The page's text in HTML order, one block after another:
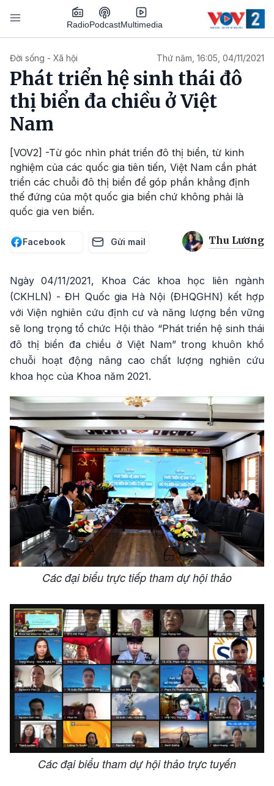
Nhảy đến nội dung
RadioPodcastMultimedia
Đời sống - Xã hội Thứ năm, 16:05, 04/11/2021
Phát triển hệ sinh thái đô
thị biển đa chiều ở Việt
Nam
[VOV2] -Từ góc nhìn phát triển đô thị biển, từ kinh
nghiệm của các quốc gia tiên tiến, Việt Nam cần phát
triển các chuỗi đô thị biển để góp phần khẳng định
thế đứng của một quốc gia biển chứ không phải là
quốc gia ven biển.
Facebook Gửi mail Thu Lương
Ngày 04/11/2021, Khoa Các khoa học liên ngành
(CKHLN) - ĐH Quốc gia Hà Nội (ĐHQGHN) kết hợp
với Viện nghiên cứu định cư và năng lượng bền vững
sẽ long trọng tổ chức Hội thảo “Phát triển hệ sinh thái
đô thị biển đa chiều ở Việt Nam” trong khuôn khổ
chuỗi hoạt động nâng cao chất lượng nghiên cứu
khoa học của Khoa năm 2021.
Các đại biểu trực tiếp tham dự hội thảo
Các đại biểu tham dự hội thảo trực tuyến